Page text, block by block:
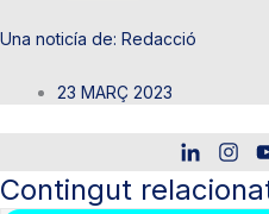
Redacció
23 MARÇ 2023
Contingut